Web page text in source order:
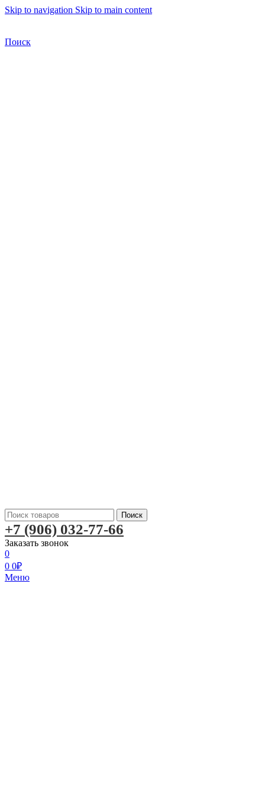
Skip to navigation Skip to main content
Поиск
Поиск
+7 (906) 032-77-66
Заказать звонок
0
0 0₽
Меню